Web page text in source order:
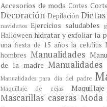
Accesorios de moda Cortes
Decoración Depilación Dietas
navideños Ejercicios saludables
Halloween hidratar y exfoliar la
una fiesta de 15 años la celulitis
hombres Manualidades
de la madre Manualidades
Manualidades para día del padre
Maquillaje de cejas
Mascarillas caseras Moda